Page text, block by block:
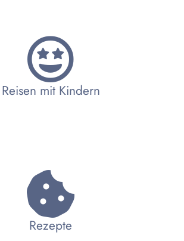
Reisen mit Kindern
Rezepte